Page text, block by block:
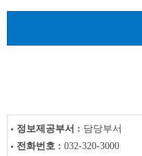
시
정보제공부서 : 담당부서
전화번호 : 032-320-3000